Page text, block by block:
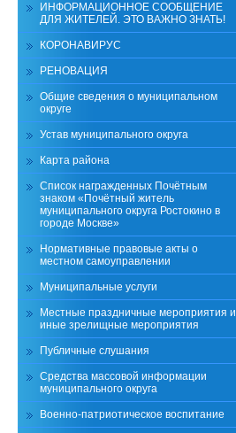
ИНФОРМАЦИОННОЕ СООБЩЕНИЕ
ДЛЯ ЖИТЕЛЕЙ. ЭТО ВАЖНО ЗНАТЬ!
КОРОНАВИРУС
РЕНОВАЦИЯ
Общие сведения о муниципальном
округе
Устав муниципального округа
Карта района
Список награжденных Почётным
знаком «Почётный житель
муниципального округа Ростокино в
городе Москве»
Нормативные правовые акты о
местном самоуправлении
Муниципальные услуги
Местные праздничные мероприятия и
иные зрелищные мероприятия
Публичные слушания
Средства массовой информации
муниципального округа
Военно-патриотическое воспитание